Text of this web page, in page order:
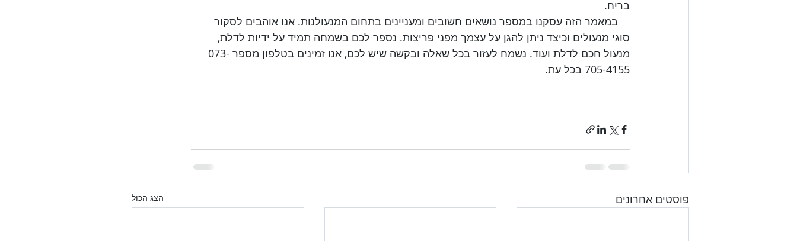
    במאמר הזה עסקנו במספר נושאים חשובים ומעניינים בתחום המנעולנות. אנו אוהבים לסקור
סוגי מנעולים וכיצד ניתן להגן על עצמך מפני פריצות. נספר לכם בשמחה תמיד על ידיות לדלת,
מנעול חכם לדלת ועוד. נשמח לעזור בכל שאלה ובקשה שיש לכם, אנו זמינים בטלפון מספר 073-
פוסטים אחרונים הצג הכול